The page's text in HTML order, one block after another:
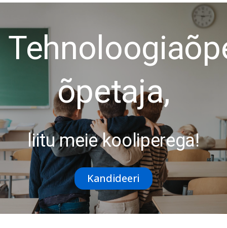
õpetaja,
liitu meie kooliperega!
Kandideeri